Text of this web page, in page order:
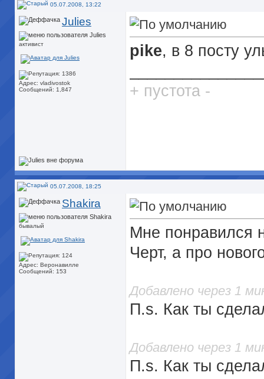
05.07.2008, 13:22
Julies
активист
Адрес: vladivostok
Сообщений: 1,847
pike, в 8 посту
+ пустота -
05.07.2008, 18:25
Shakira
бывалый
Адрес: Веронавилле
Сообщений: 153
Мне понравился
Черт, а про
Добавлено через 1
П.s. Как ты
Добавлено через 1
П.s. Как ты